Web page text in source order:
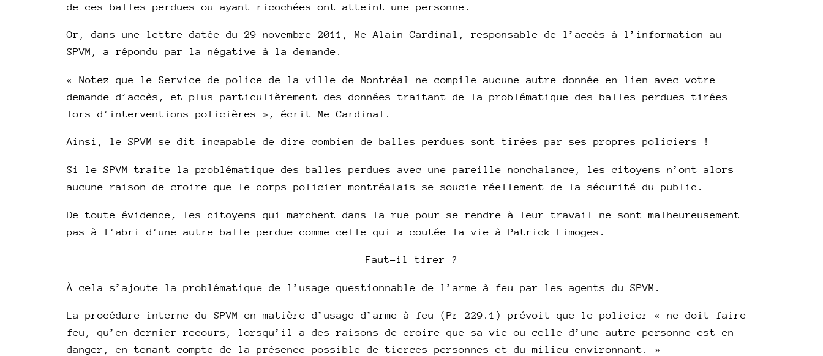
de ces balles perdues ou ayant ricochées ont atteint une personne.
Or, dans une lettre datée du 29 novembre 2011, Me Alain Cardinal, responsable de l’accès à l’information au
SPVM, a répondu par la négative à la demande.
« Notez que le Service de police de la ville de Montréal ne compile aucune autre donnée en lien avec votre
demande d’accès, et plus particulièrement des données traitant de la problématique des balles perdues tirées
lors d’interventions policières », écrit Me Cardinal.
Ainsi, le SPVM se dit incapable de dire combien de balles perdues sont tirées par ses propres policiers !
Si le SPVM traite la problématique des balles perdues avec une pareille nonchalance, les citoyens n’ont alors
aucune raison de croire que le corps policier montréalais se soucie réellement de la sécurité du public.
De toute évidence, les citoyens qui marchent dans la rue pour se rendre à leur travail ne sont malheureusement
pas à l’abri d’une autre balle perdue comme celle qui a coutée la vie à Patrick Limoges.
Faut-il tirer ?
À cela s’ajoute la problématique de l’usage questionnable de l’arme à feu par les agents du SPVM.
La procédure interne du SPVM en matière d’usage d’arme à feu (Pr-229.1) prévoit que le policier « ne doit faire
feu, qu’en dernier recours, lorsqu’il a des raisons de croire que sa vie ou celle d’une autre personne est en
danger, en tenant compte de la présence possible de tierces personnes et du milieu environnant. »